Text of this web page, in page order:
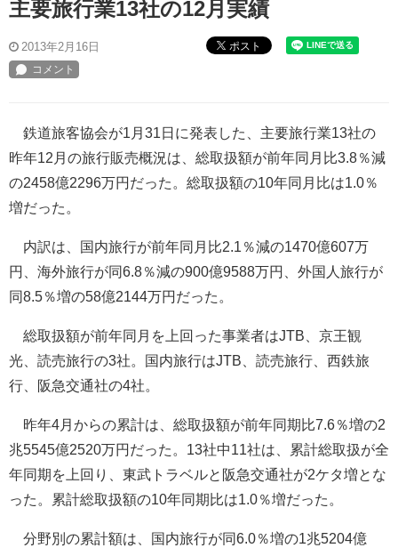
主要旅行業13社の12月実績
2013年2月16日 ポスト
鉄道旅客協会が1月31日に発表した、主要旅行業13社の
昨年12月の旅行販売概況は、総取扱額が前年同月比3.8％減
の2458億2296万円だった。総取扱額の10年同月比は1.0％
増だった。
内訳は、国内旅行が前年同月比2.1％減の1470億607万
円、海外旅行が同6.8％減の900億9588万円、外国人旅行が
同8.5％増の58億2144万円だった。
総取扱額が前年同月を上回った事業者はJTB、京王観
光、読売旅行の3社。国内旅行はJTB、読売旅行、西鉄旅
行、阪急交通社の4社。
昨年4月からの累計は、総取扱額が前年同期比7.6％増の2
兆5545億2520万円だった。13社中11社は、累計総取扱が全
年同期を上回り、東武トラベルと阪急交通社が2ケタ増とな
った。累計総取扱額の10年同期比は1.0％増だった。
分野別の累計額は、国内旅行が同6.0％増の1兆5204億